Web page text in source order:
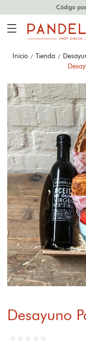
Código
Inicio Tienda
Desayuno